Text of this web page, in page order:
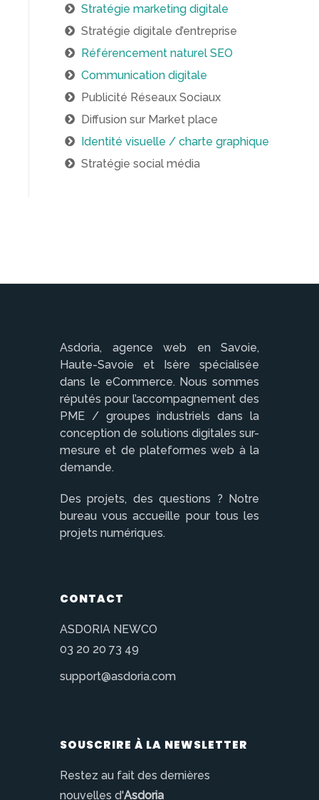
Stratégie marketing digitale
Stratégie digitale d’entreprise
Référencement naturel SEO
Communication digitale
Publicité Réseaux Sociaux
Diffusion sur Market place
Identité visuelle / charte graphique
Stratégie social média
Asdoria, agence web en Savoie,
Haute-Savoie et Isère spécialisée
dans le eCommerce. Nous sommes
réputés pour l’accompagnement des
PME / groupes industriels dans la
conception de solutions digitales sur-
mesure et de plateformes web à la
demande.
Des projets, des questions ? Notre
bureau vous accueille pour tous les
projets numériques.
CONTACT
ASDORIA NEWCO
03 20 20 73 49
support@asdoria.com
SOUSCRIRE À LA NEWSLETTER
Restez au fait des dernières
nouvelles d'Asdoria